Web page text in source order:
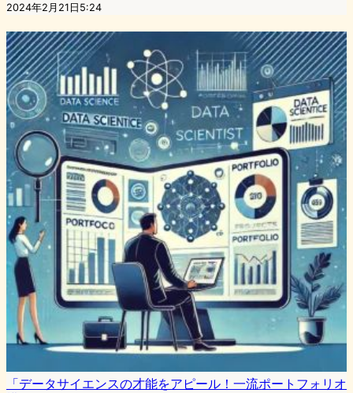
2024年2月21日5:24
「データサイエンスの才能をアピール！一流ポートフォリオ